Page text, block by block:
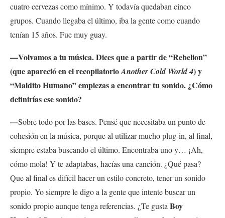
cuatro cervezas como mínimo. Y todavía quedaban cinco
grupos. Cuando llegaba el último, iba la gente como cuando
tenían 15 años. Fue muy guay.
—Volvamos a tu música. Dices que a partir de “Rebelion”
(que apareció en el recopilatorioAnother Cold World 4) y
“Maldito Humano” empiezas a encontrar tu sonido. ¿Cómo
definirías ese sonido?
—Sobre todo por las bases. Pensé que necesitaba un punto de
cohesión en la música, porque al utilizar mucho plug-in, al final,
siempre estaba buscando el último. Encontraba uno y… ¡Ah,
cómo mola! Y te adaptabas, hacías una canción. ¿Qué pasa?
Que al final es difícil hacer un estilo concreto, tener un sonido
propio. Yo siempre le digo a la gente que intente buscar un
sonido propio aunque tenga referencias. ¿Te gusta Boy